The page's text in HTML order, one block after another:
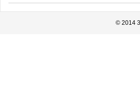
© 2014